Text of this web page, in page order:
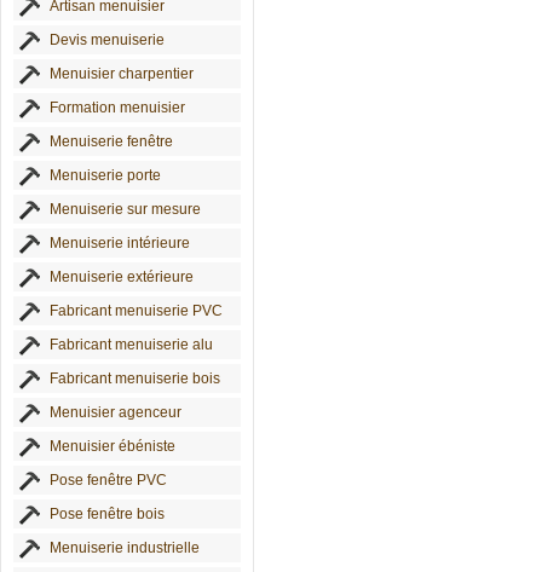
Artisan menuisier
Devis menuiserie
Menuisier charpentier
Formation menuisier
Menuiserie fenêtre
Menuiserie porte
Menuiserie sur mesure
Menuiserie intérieure
Menuiserie extérieure
Fabricant menuiserie PVC
Fabricant menuiserie alu
Fabricant menuiserie bois
Menuisier agenceur
Menuisier ébéniste
Pose fenêtre PVC
Pose fenêtre bois
Menuiserie industrielle